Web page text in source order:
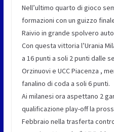
Nell’ultimo quarto di gioco
formazioni con un guizzo
Raivio in grande spolvero
Con questa vittoria l’Urania
a 16 punti a soli 2 punti dalle
Orzinuovi e UCC Piacenza ,
fanalino di coda a soli 6 punti.
Ai milanesi ora aspettano 2
qualificazione play-off la
Febbraio nella trasferta